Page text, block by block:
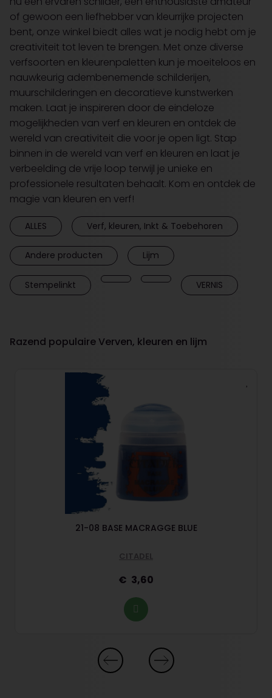
of gewoon een liefhebber van kleurrijke projecten
bent, onze winkel biedt alles wat je nodig hebt om je
creativiteit tot leven te brengen. Met onze diverse
verfsoorten en kleurenpaletten kun je moeiteloos en
nauwkeurig adembenemende schilderijen,
muurschilderingen en decoratieve kunstwerken
maken. Laat je inspireren door de eindeloze
mogelijkheden van verf en kleuren en ontdek de
wereld van creativiteit die voor je open ligt. Stap
binnen in de wereld van verf en kleuren en laat je
verbeelding de vrije loop terwijl je unieke en
professionele resultaten behaalt. Kom en ontdek de
magie van kleuren en verf!
ALLES Verf, kleuren, Inkt & Toebehoren
Andere producten Lijm
Stempelinkt VERNIS
Razend populaire Verven, kleuren en lijm
21-08 BASE MACRAGGE BLUE
CITADEL
3,60